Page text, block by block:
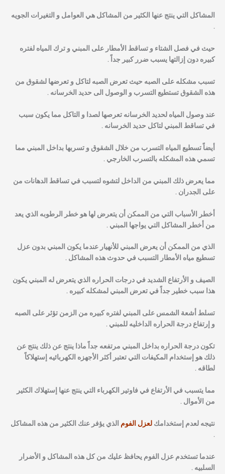
المشاكل التي ينتج عنها الكثير من المشاكل هي العوامل و التغيرات الجويه
.
حيث في فصل الشتاء و تساقط الأمطار على المبني و ترك المياه لفتره
كبيره دون إزالتها يسبب ضرر كبير جداً .
تسبب مشكله على الصبه حيث تعرض الصبه لتاكل و تعرضها لشقوق من
هذه الشقوق تستطيع التسرب و الوصول الى حديد الخرسانه .
عند وصول المياه لحديد الخرسانه تعرصها لصدا و التاكل مما يكون سبب
في تساقط المبني لتاكل حديد الخرسانه .
أيضاً تسطيع المياه التسرب من خلال الشقوق و تسربها بداخل المبني مما
تسمي هذه المشكله بالتسرب الخارجي .
مما يعرض ذلك المبني من الداخل لتشوه لتسبب في تساقط الدهانات من
على الجدران .
أخطر الأسباب التي من الممكن أن يتعرض لها هو خطر الرطوبه الذي يعد
من أخطر المشاكل التي يواجها المبني .
الذي من الممكن أن يعرض المبني للأنهيار عندما يكون المبني بدون عزل
تسطيع مياه الأمطار التسبب في حدوث هذه المشاكل .
الصيف و الأرتفاع الشديد في درجات الحراره الذي يتعرض له المبني يكون
هذا سبب خطير جداً في تعرض المبني لمشكله كبيره .
تسلط أشعة الشمس على المبني لفتره كبيره من الزمن تؤثر على الصبه
و إرتفاع درجة الحراره الداخليه للمبني .
تكون درجة الحراره بداخل المبني مرتفعه جداً ماذا ينتج عن ذلك ينتج عن
ذلك هو إستخدام المكيفات التي تعتبر أكثر الأجهزه الكهربائيه إستهلاكاً
لطاقه .
مما يتسبب في الأرتفاع في فاوتير الكهرباء التي ينتج عنها إستهلاك الكثير
من الأموال .
نتيجه لعدم إستخدامكلعزل الفوم الذي يؤفر عنك الكثير من هذه المشاكل
.
عندما تستخدم عزل الفوم يحافظ عليك من كل هذه المشاكل و الأضرار
السلبيه .